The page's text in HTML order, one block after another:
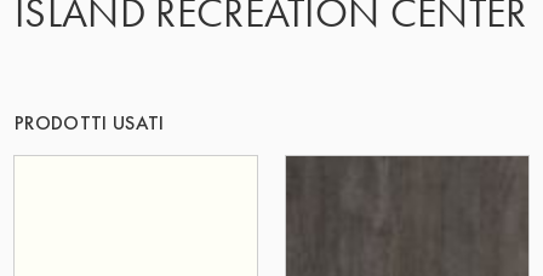
ISLAND RECREATION CENTER
PRODOTTI USATI